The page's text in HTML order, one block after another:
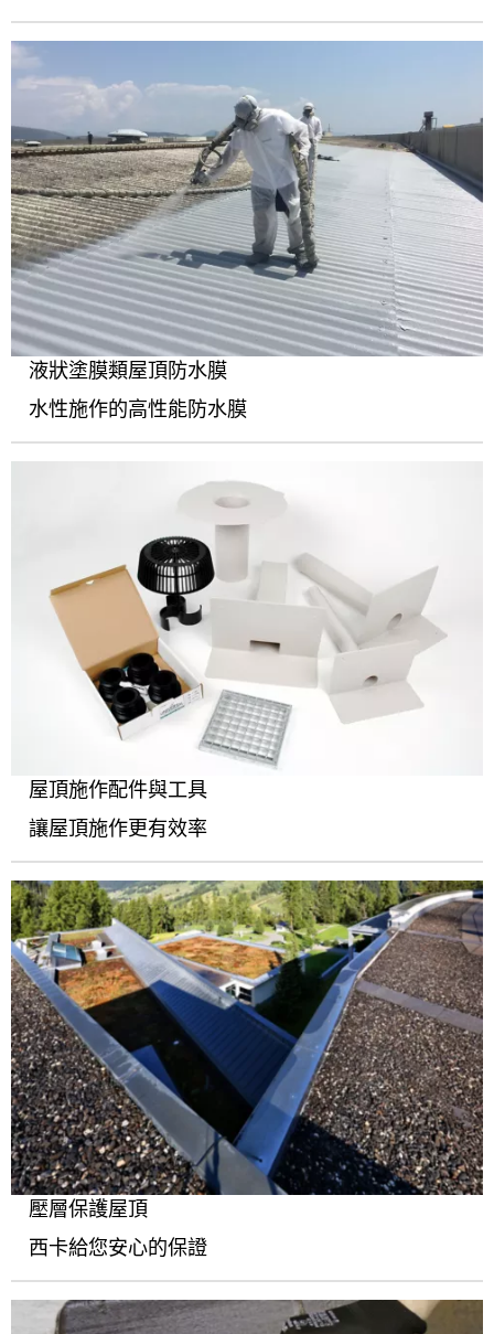
液狀塗膜類屋頂防水膜
水性施作的高性能防水膜
屋頂施作配件與工具
讓屋頂施作更有效率
壓層保護屋頂
西卡給您安心的保證